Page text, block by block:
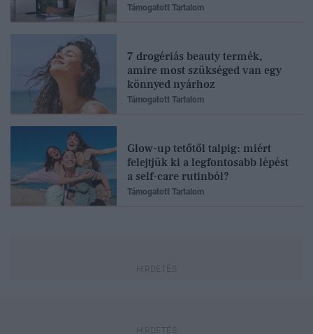
Támogatott Tartalom
7 drogériás beauty termék,
amire most szükséged van egy
könnyed nyárhoz
Támogatott Tartalom
Glow-up tetőtől talpig: miért
felejtjük ki a legfontosabb lépést
a self-care rutinból?
Támogatott Tartalom